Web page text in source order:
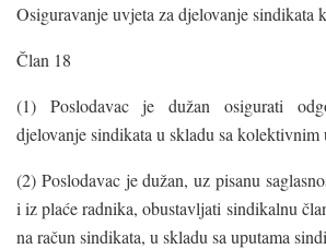
Osiguravanje uvjeta za djelovanje sindikata
Član 18
(1) Poslodavac je dužan osigurati
djelovanje sindikata u skladu sa kolektivnim
(2) Poslodavac je dužan, uz pisanu
i iz plaće radnika, obustavljati sindikalnu
na račun sindikata, u skladu sa uputama